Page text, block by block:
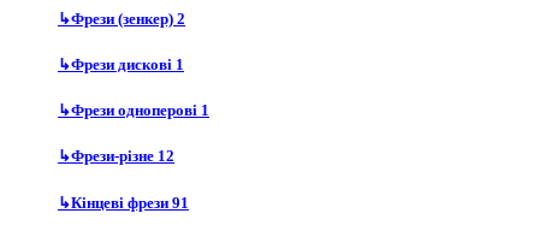
↳Фрези (зенкер) 2
↳Фрези дискові 1
↳Фрези одноперові 1
↳Фрези-різне 12
↳Кінцеві фрези 91